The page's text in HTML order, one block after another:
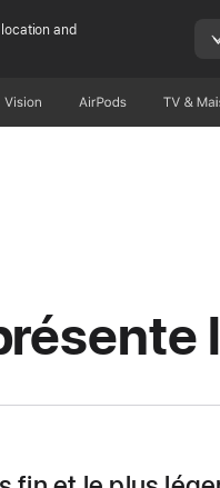
and
Vision AirPods TV &